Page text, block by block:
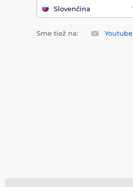
Slovenčina
Sme tiež na: Youtube